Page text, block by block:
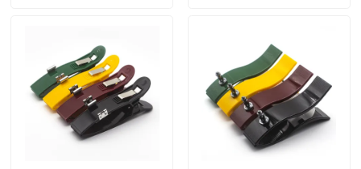
Fabrieksreis
Kwaliteitscontrole